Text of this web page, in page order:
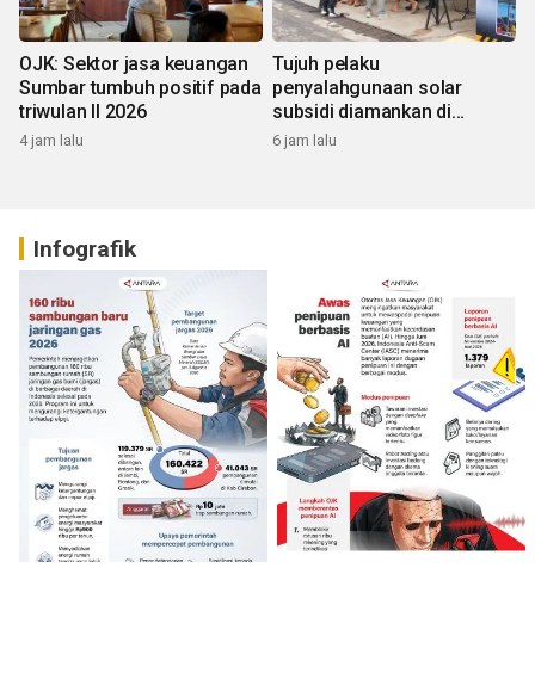
OJK: Sektor jasa keuangan
Sumbar tumbuh positif pada
triwulan II 2026
4 jam lalu
Tujuh pelaku
penyalahgunaan solar
subsidi diamankan di
Sumbar
6 jam lalu
Infografik